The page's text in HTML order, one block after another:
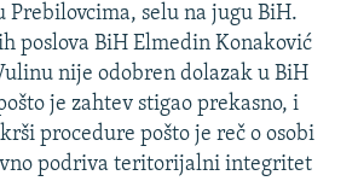
Prebilovcima, selu na jugu BiH.
poslova BiH Elmedin Konaković
nije odobren dolazak u BiH
je zahtev stigao prekasno, i
procedure pošto je reč o osobi
podriva teritorijalni integritet